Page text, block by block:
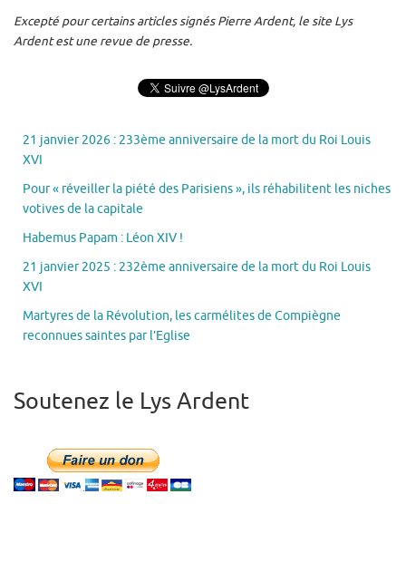
Excepté pour certains articles signés Pierre Ardent, le site Lys
Ardent est une revue de presse.
21 janvier 2026 : 233ème anniversaire de la mort du Roi Louis
XVI
Pour « réveiller la piété des Parisiens », ils réhabilitent les niches
votives de la capitale
Habemus Papam : Léon XIV !
21 janvier 2025 : 232ème anniversaire de la mort du Roi Louis
XVI
Martyres de la Révolution, les carmélites de Compiègne
reconnues saintes par l’Eglise
Soutenez le Lys Ardent